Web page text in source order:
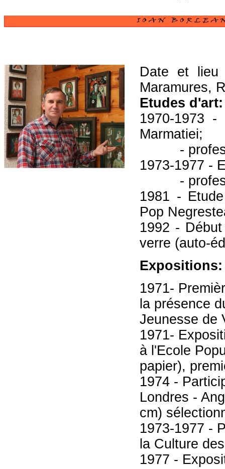
Date et lieu
Maramures,
Etudes d'art:
1970-1973
Marmatiei;
-
1973-1977 -
-
1981 -
Pop
1992 -
verre (auto-
Expositions:
1971-
la présence
Jeunesse de
1971-
à l'Ecole
papier),
1974 -
Londres -
cm)
1973-1977 -
la Culture
1977 -